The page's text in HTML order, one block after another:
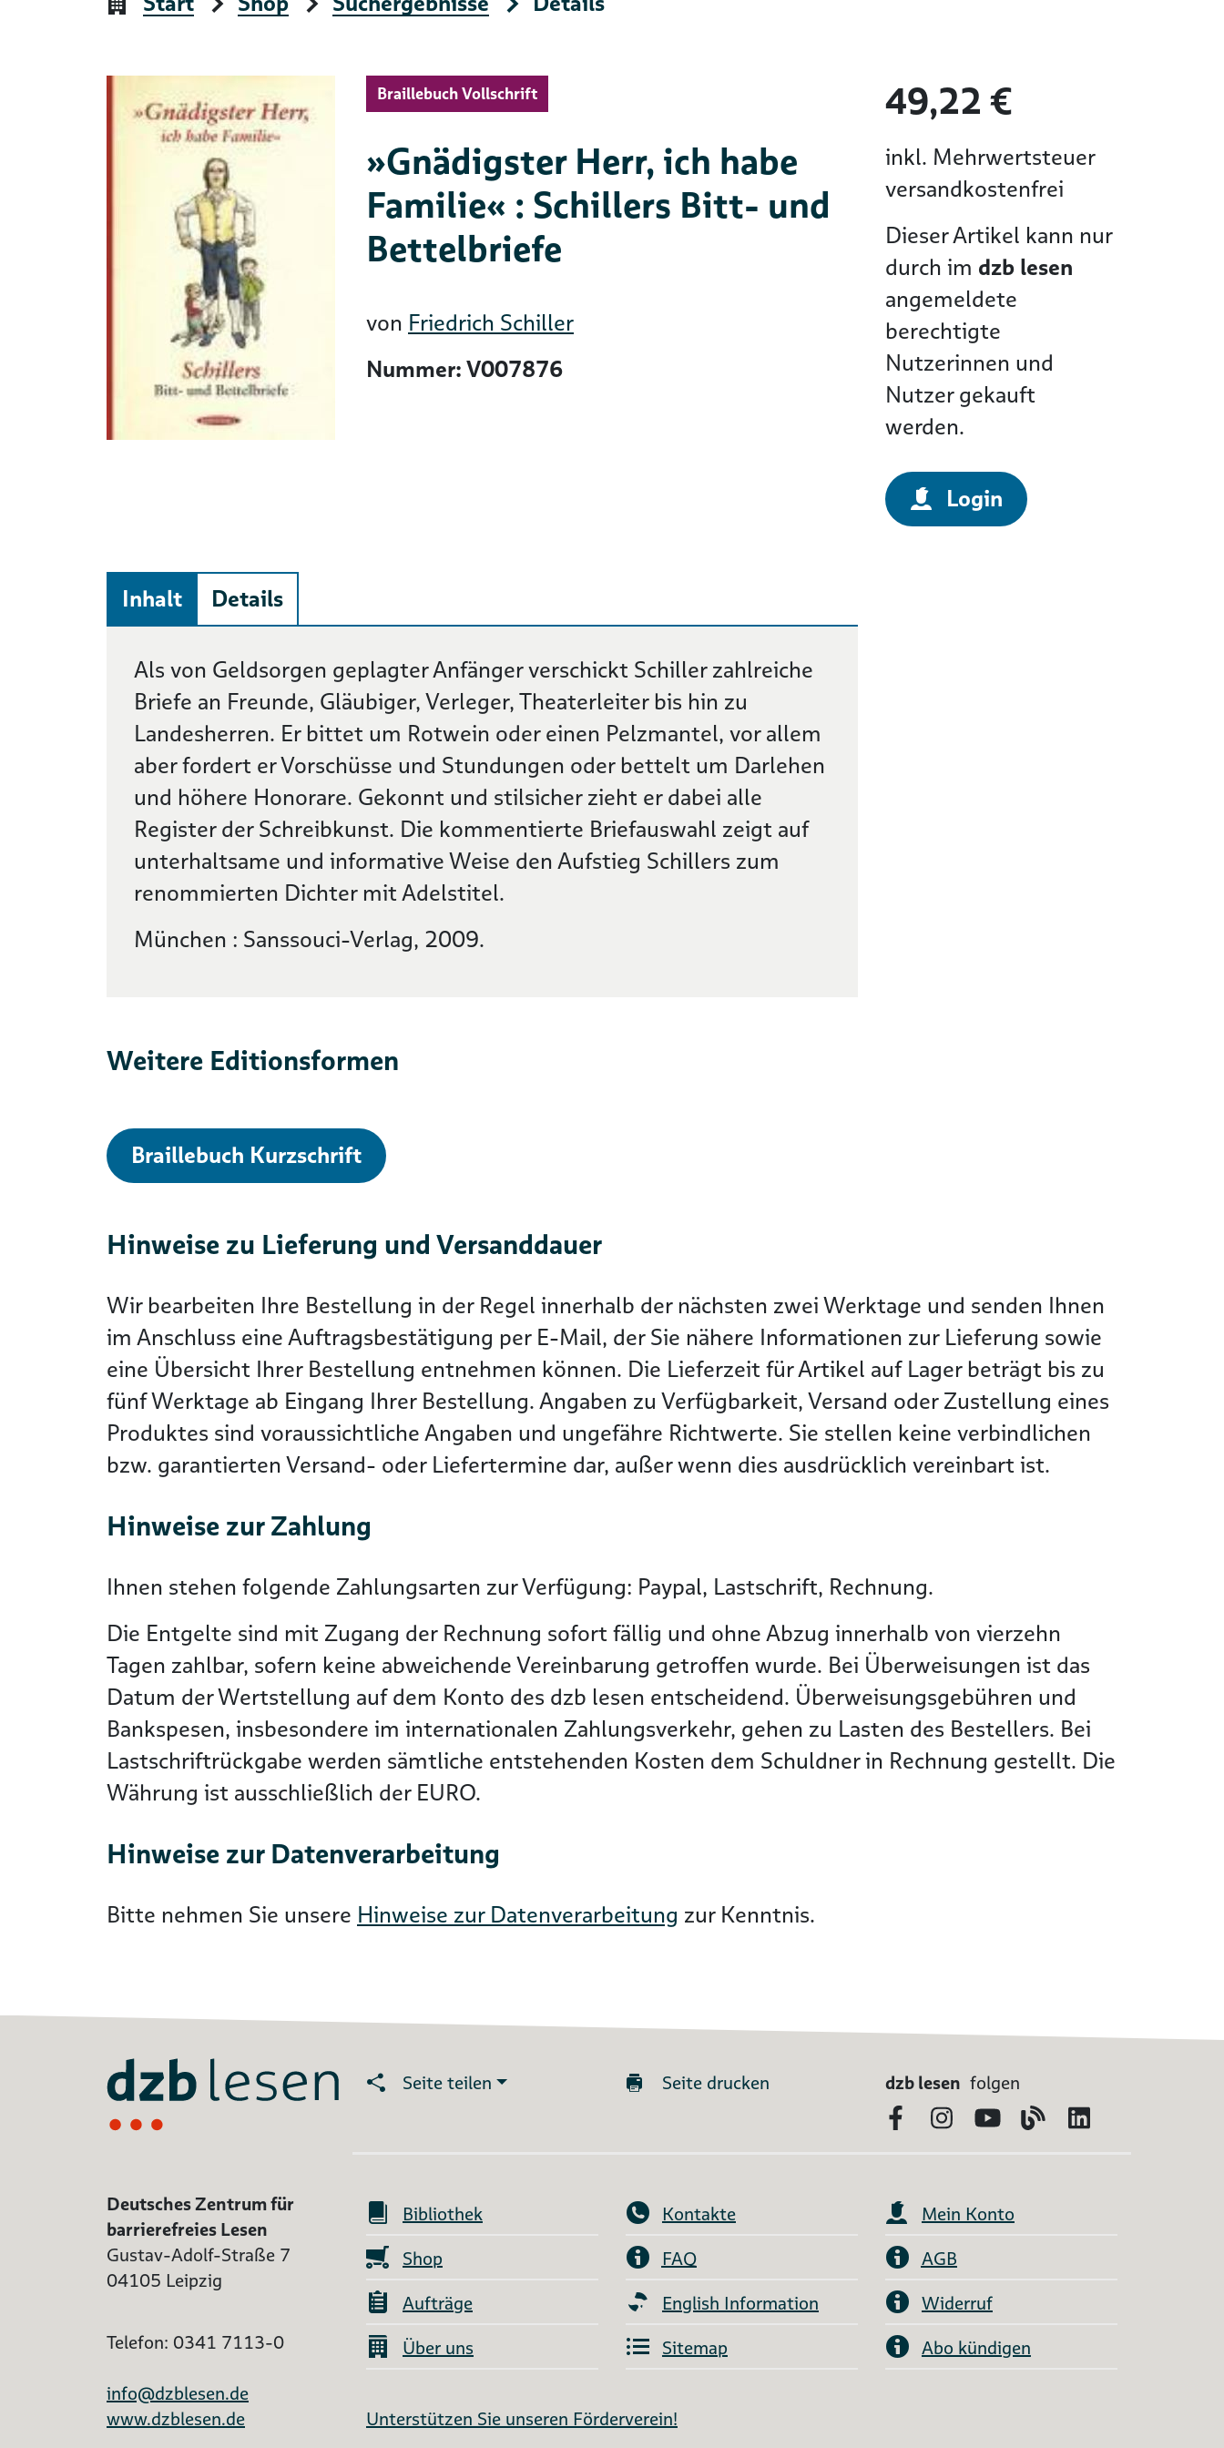
Braillebuch Vollschrift
»Gnädigster Herr, ich habe
Familie« : Schillers Bitt- und
Bettelbriefe
von Friedrich Schiller
Nummer: V007876
49,22 €
inkl. Mehrwertsteuer
versandkostenfrei
Dieser Artikel kann nur
durch im dzb lesen
angemeldete
berechtigte
Nutzerinnen und
Nutzer gekauft
werden.
Login
Inhalt Details
Beschreibung
Als von Geldsorgen geplagter Anfänger verschickt Schiller zahlreiche
Briefe an Freunde, Gläubiger, Verleger, Theaterleiter bis hin zu
Landesherren. Er bittet um Rotwein oder einen Pelzmantel, vor allem
aber fordert er Vorschüsse und Stundungen oder bettelt um Darlehen
und höhere Honorare. Gekonnt und stilsicher zieht er dabei alle
Register der Schreibkunst. Die kommentierte Briefauswahl zeigt auf
unterhaltsame und informative Weise den Aufstieg Schillers zum
renommierten Dichter mit Adelstitel.
München : Sanssouci-Verlag, 2009.
Weitere Editionsformen
Braillebuch Kurzschrift
Hinweise zu Lieferung und Versanddauer
Wir bearbeiten Ihre Bestellung in der Regel innerhalb der nächsten zwei Werktage und senden Ihnen
im Anschluss eine Auftragsbestätigung per E-Mail, der Sie nähere Informationen zur Lieferung sowie
eine Übersicht Ihrer Bestellung entnehmen können. Die Lieferzeit für Artikel auf Lager beträgt bis zu
fünf Werktage ab Eingang Ihrer Bestellung. Angaben zu Verfügbarkeit, Versand oder Zustellung eines
Produktes sind voraussichtliche Angaben und ungefähre Richtwerte. Sie stellen keine verbindlichen
bzw. garantierten Versand- oder Liefertermine dar, außer wenn dies ausdrücklich vereinbart ist.
Hinweise zur Zahlung
Ihnen stehen folgende Zahlungsarten zur Verfügung: Paypal, Lastschrift, Rechnung.
Die Entgelte sind mit Zugang der Rechnung sofort fällig und ohne Abzug innerhalb von vierzehn
Tagen zahlbar, sofern keine abweichende Vereinbarung getroffen wurde. Bei Überweisungen ist das
Datum der Wertstellung auf dem Konto des dzb lesen entscheidend. Überweisungsgebühren und
Bankspesen, insbesondere im internationalen Zahlungsverkehr, gehen zu Lasten des Bestellers. Bei
Lastschriftrückgabe werden sämtliche entstehenden Kosten dem Schuldner in Rechnung gestellt. Die
Währung ist ausschließlich der EURO.
Hinweise zur Datenverarbeitung
Bitte nehmen Sie unsere Hinweise zur Datenverarbeitung zur Kenntnis.
Seite teilen Seite drucken dzb lesen folgen
FacebookInstagram
YouTubeBlog
Deutsches Zentrum für
barrierefreies Lesen
Gustav-Adolf-Straße 7
04105 Leipzig
Telefon: 0341 7113-0
info@dzblesen.de
www.dzblesen.de
Bibliothek Kontakte
Mein Konto
Shop
FAQ
AGB
Aufträge
English Information
Widerruf
Über uns
Sitemap Abo kündigen
Unterstützen Sie unseren Förderverein!